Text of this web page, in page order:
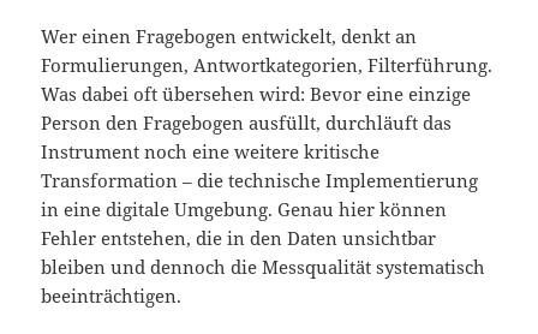
Wer einen Fragebogen entwickelt, denkt an
Formulierungen, Antwortkategorien, Filterführung.
Was dabei oft übersehen wird: Bevor eine einzige
Person den Fragebogen ausfüllt, durchläuft das
Instrument noch eine weitere kritische
Transformation – die technische Implementierung
in eine digitale Umgebung. Genau hier können
Fehler entstehen, die in den Daten unsichtbar
bleiben und dennoch die Messqualität systematisch
beeinträchtigen.